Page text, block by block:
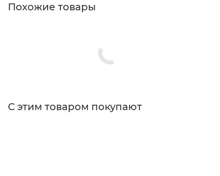
Похожие товары
С этим товаром покупают